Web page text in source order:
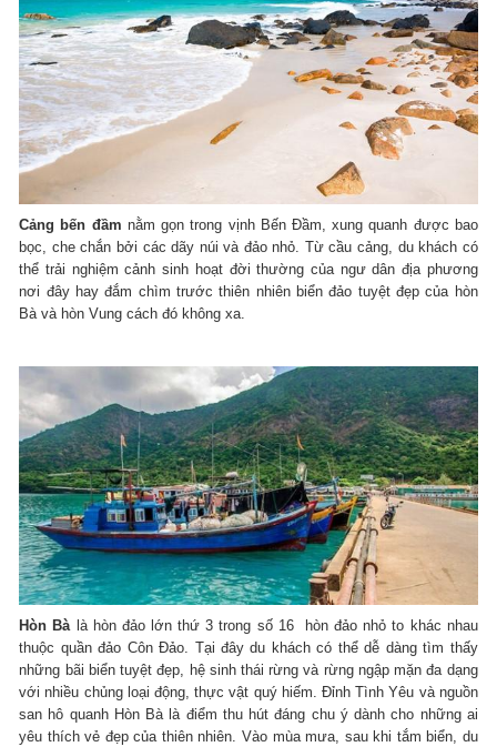
Cảng bến đầm nằm gọn trong vịnh Bến Đầm, xung quanh được bao
bọc, che chắn bởi các dãy núi và đảo nhỏ. Từ cầu cảng, du khách có
thể trải nghiệm cảnh sinh hoạt đời thường của ngư dân địa phương
nơi đây hay đắm chìm trước thiên nhiên biển đảo tuyệt đẹp của hòn
Bà và hòn Vung cách đó không xa.
Hòn Bàlà hòn đảo lớn thứ 3 trong số 16 hòn đảo nhỏ to khác nhau
thuộc quần đảo Côn Đảo. Tại đây du khách có thể dễ dàng tìm thấy
những bãi biển tuyệt đẹp, hệ sinh thái rừng và rừng ngập mặn đa dạng
với nhiều chủng loại động, thực vật quý hiếm. Đỉnh Tình Yêu và nguồn
san hô quanh Hòn Bà là điểm thu hút đáng chu ý dành cho những ai
yêu thích vẻ đẹp của thiên nhiên. Vào mùa mưa, sau khi tắm biển, du